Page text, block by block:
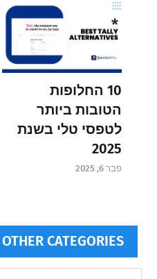
10 החלופות
הטובות ביותר
לטפסי טלי בשנת
2025
פבר 6, 2025
OTHER CATEGORIES